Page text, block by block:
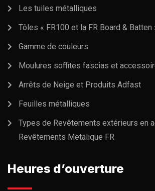
Les tuiles métalliques
Tôles « FR100 et la FR Board & Batten
Gamme de couleurs
Moulures soffites fascias et
Arrêts de Neige et Produits Adfast
Feuilles métalliques
Types de Revêtements extérieurs en
Revêtements Metalique FR
Heures d’ouverture